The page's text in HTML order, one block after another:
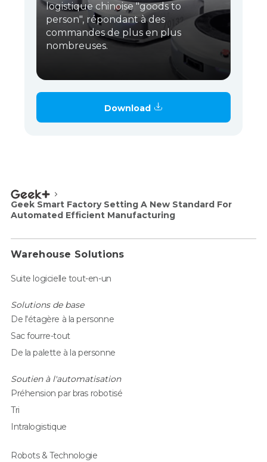
logistique chinoise "goods to
person", répondant à des
commandes de plus en plus
nombreuses.
Download
Geek Smart Factory Setting A New Standard For
Automated Efficient Manufacturing
Warehouse Solutions
Suite logicielle tout-en-un
Solutions de base
De l'étagère à la personne
Sac fourre-tout
De la palette à la personne
Soutien à l'automatisation
Préhension par bras robotisé
Tri
Intralogistique
Robots & Technologie